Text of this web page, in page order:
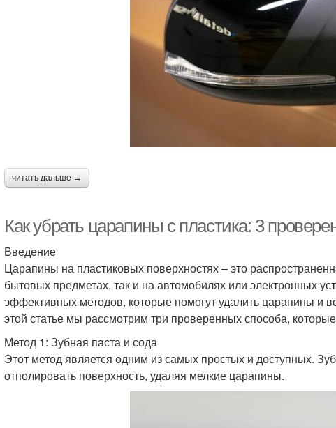
читать дальше →
Как убрать царапины с пластика: 3
Введение
Царапины на пластиковых поверхностях – это
бытовых предметах, так и на автомобилях или электронных
эффективных методов, которые помогут удалить царапины и
этой статье мы рассмотрим три проверенных способа,
Метод 1: Зубная паста и сода
Этот метод является одним из самых простых и доступных.
отполировать поверхность, удаляя мелкие царапины.